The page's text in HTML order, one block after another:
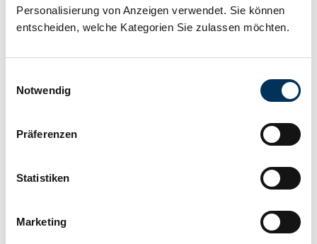
Personalisierung von Anzeigen verwendet. Sie können
entscheiden, welche Kategorien Sie zulassen möchten.
Notwendig
Präferenzen
Statistiken
Marketing
Technologie: Lithium
Anschluss: